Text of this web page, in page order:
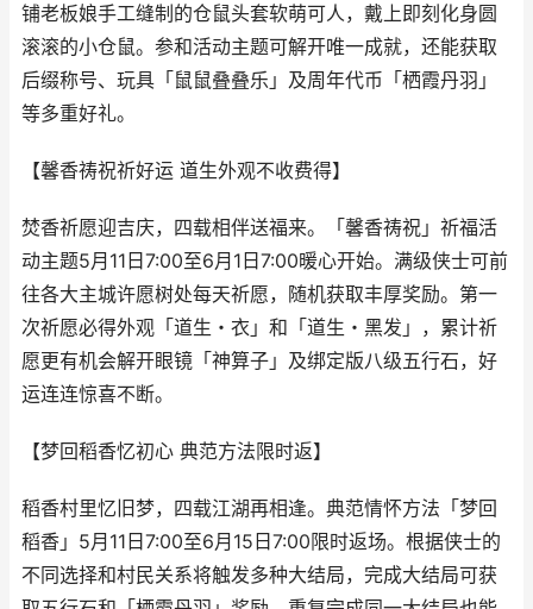
铺老板娘手工缝制的仓鼠头套软萌可人，戴上即刻化身圆
滚滚的小仓鼠。参和活动主题可解开唯一成就，还能获取
后缀称号、玩具「鼠鼠叠叠乐」及周年代币「栖霞丹羽」
等多重好礼。
【馨香祷祝祈好运 道生外观不收费得】
焚香祈愿迎吉庆，四载相伴送福来。「馨香祷祝」祈福活
动主题5月11日7:00至6月1日7:00暖心开始。满级侠士可前
往各大主城许愿树处每天祈愿，随机获取丰厚奖励。第一
次祈愿必得外观「道生・衣」和「道生・黑发」，累计祈
愿更有机会解开眼镜「神算子」及绑定版八级五行石，好
运连连惊喜不断。
【梦回稻香忆初心 典范方法限时返】
稻香村里忆旧梦，四载江湖再相逢。典范情怀方法「梦回
稻香」5月11日7:00至6月15日7:00限时返场。根据侠士的
不同选择和村民关系将触发多种大结局，完成大结局可获